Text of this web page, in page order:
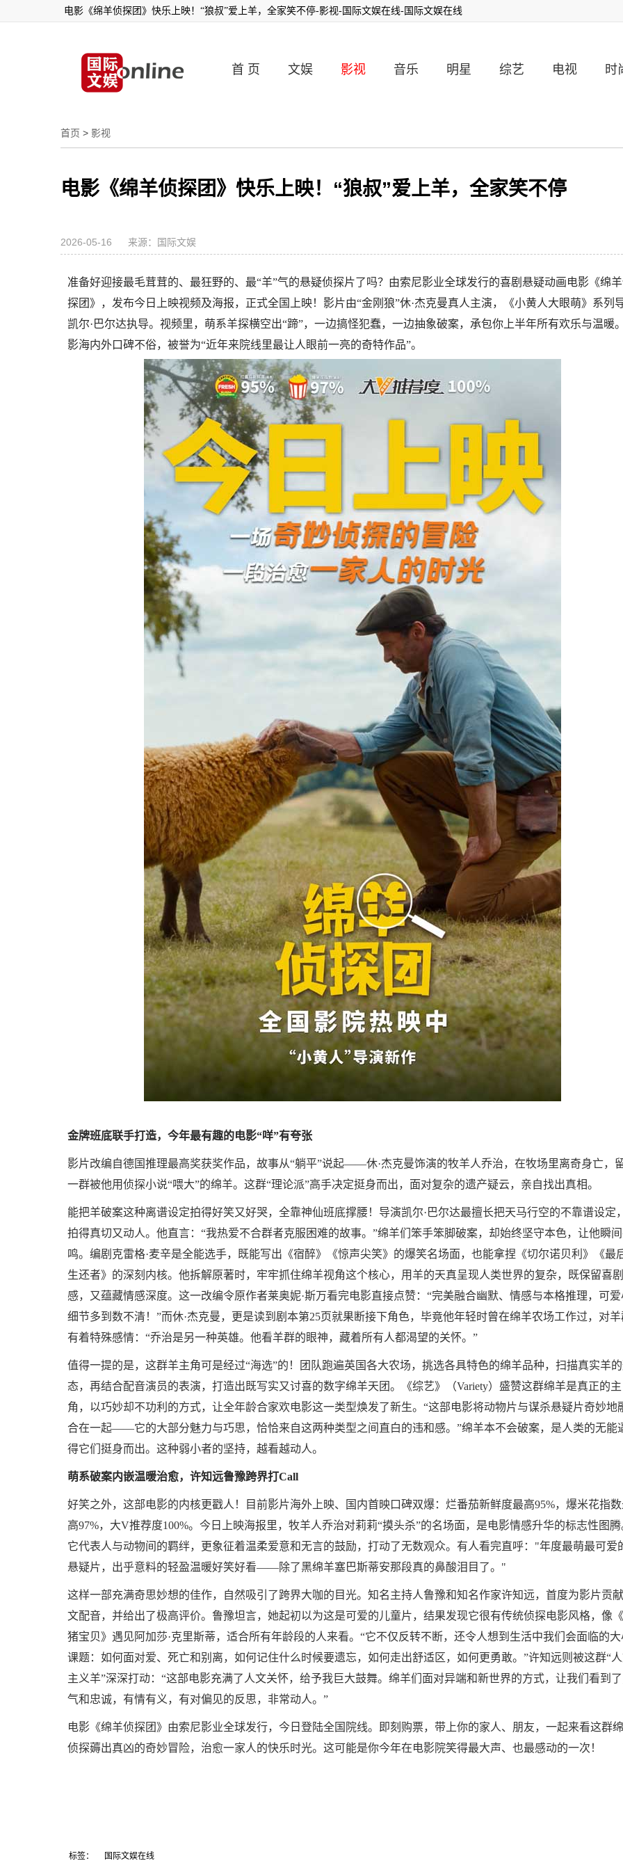
电影《绵羊侦探团》快乐上映！“狼叔”爱上羊，全家笑不停-影视-国际文娱在线-国际文娱在线
首 页 文娱 影视 音乐 明星 综艺 电视 时
首页 > 影视
电影《绵羊侦探团》快乐上映！“狼叔”爱上羊，全家笑不停
2026-05-16 来源：国际文娱
准备好迎接最毛茸茸的、最狂野的、最“羊”气的悬疑侦探片了吗？由索尼影业全球发行的喜剧悬疑动画电影《绵
探团》，发布今日上映视频及海报，正式全国上映！影片由“金刚狼”休·杰克曼真人主演，《小黄人大眼萌》系列
凯尔·巴尔达执导。视频里，萌系羊探横空出“蹄”，一边搞怪犯蠢，一边抽象破案，承包你上半年所有欢乐与温暖
影海内外口碑不俗，被誉为“近年来院线里最让人眼前一亮的奇特作品”。
金牌班底联手打造，今年最有趣的电影“咩”有夸张
影片改编自德国推理最高奖获奖作品，故事从“躺平”说起——休·杰克曼饰演的牧羊人乔治，在牧场里离奇身亡，
一群被他用侦探小说“喂大”的绵羊。这群“理论派”高手决定挺身而出，面对复杂的遗产疑云，亲自找出真相。
能把羊破案这种离谱设定拍得好笑又好哭，全靠神仙班底撑腰！导演凯尔·巴尔达最擅长把天马行空的不靠谱设定，
拍得真切又动人。他直言：“我热爱不合群者克服困难的故事。”绵羊们笨手笨脚破案，却始终坚守本色，让他瞬
鸣。编剧克雷格·麦辛是全能选手，既能写出《宿醉》《惊声尖笑》的爆笑名场面，也能拿捏《切尔诺贝利》《最
生还者》的深刻内核。他拆解原著时，牢牢抓住绵羊视角这个核心，用羊的天真呈现人类世界的复杂，既保留喜剧
感，又蕴藏情感深度。这一改编令原作者莱奥妮·斯万看完电影直接点赞：“完美融合幽默、情感与本格推理，可爱
细节多到数不清！”而休·杰克曼，更是读到剧本第25页就果断接下角色，毕竟他年轻时曾在绵羊农场工作过，对羊
有着特殊感情：“乔治是另一种英雄。他看羊群的眼神，藏着所有人都渴望的关怀。”
值得一提的是，这群羊主角可是经过“海选”的！团队跑遍英国各大农场，挑选各具特色的绵羊品种，扫描真实羊
态，再结合配音演员的表演，打造出既写实又讨喜的数字绵羊天团。《综艺》（Variety）盛赞这群绵羊是真正的主
角，以巧妙却不功利的方式，让全年龄合家欢电影这一类型焕发了新生。“这部电影将动物片与谋杀悬疑片奇妙地
合在一起——它的大部分魅力与巧思，恰恰来自这两种类型之间直白的违和感。”绵羊本不会破案，是人类的无能
得它们挺身而出。这种弱小者的坚持，越看越动人。
萌系破案内嵌温暖治愈，许知远鲁豫跨界打Call
好笑之外，这部电影的内核更戳人！目前影片海外上映、国内首映口碑双爆：烂番茄新鲜度最高95%，爆米花指
高97%，大V推荐度100%。今日上映海报里，牧羊人乔治对莉莉“摸头杀”的名场面，是电影情感升华的标志性图腾
它代表人与动物间的羁绊，更象征着温柔爱意和无言的鼓励，打动了无数观众。有人看完直呼："年度最萌最可爱
悬疑片，出乎意料的轻盈温暖好笑好看——除了黑绵羊塞巴斯蒂安那段真的鼻酸泪目了。"
这样一部充满奇思妙想的佳作，自然吸引了跨界大咖的目光。知名主持人鲁豫和知名作家许知远，首度为影片贡
文配音，并给出了极高评价。鲁豫坦言，她起初以为这是可爱的儿童片，结果发现它很有传统侦探电影风格，像
猪宝贝》遇见阿加莎·克里斯蒂，适合所有年龄段的人来看。“它不仅反转不断，还令人想到生活中我们会面临的大
课题：如何面对爱、死亡和别离，如何记住什么时候要遗忘，如何走出舒适区，如何更勇敢。”许知远则被这群“
主义羊”深深打动：“这部电影充满了人文关怀，给予我巨大鼓舞。绵羊们面对异端和新世界的方式，让我们看到了
气和忠诚，有情有义，有对偏见的反思，非常动人。”
电影《绵羊侦探团》由索尼影业全球发行，今日登陆全国院线。即刻购票，带上你的家人、朋友，一起来看这群
侦探薅出真凶的奇妙冒险，治愈一家人的快乐时光。这可能是你今年在电影院笑得最大声、也最感动的一次！
标签： 国际文娱在线